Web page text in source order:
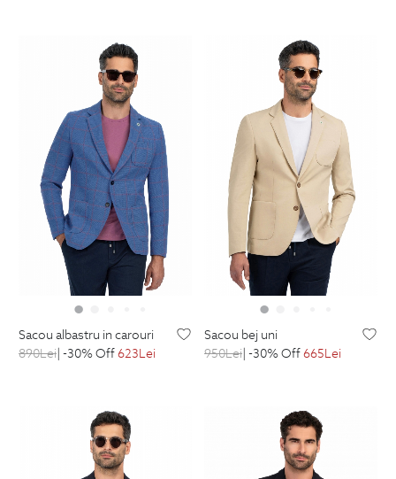
sacou albastru in carouri
890Lei| -30% Off623Lei
sacou bej uni
950Lei| -30% Off665Lei